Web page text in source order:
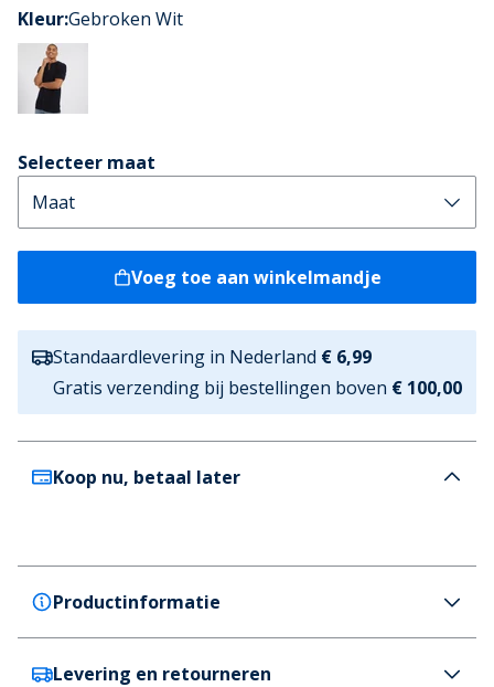
Kleur:Gebroken Wit
Selecteer maat
Voeg toe aan winkelmandje
Standaardlevering in Nederland € 6,99
Gratis verzending bij bestellingen boven € 100,00
Koop nu, betaal later
Productinformatie
Brave Soul
Levering en retourneren